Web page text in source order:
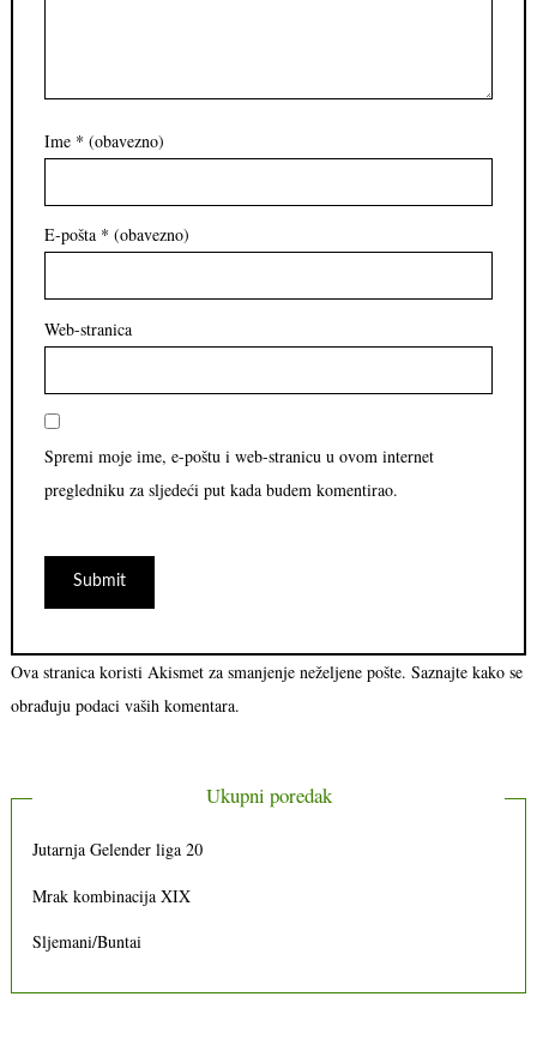
Ime * (obavezno)
E-pošta * (obavezno)
Web-stranica
Spremi moje ime, e-poštu i web-stranicu u ovom internet
pregledniku za sljedeći put kada budem komentirao.
Ova stranica koristi Akismet za smanjenje neželjene pošte. Saznajte kako se
obrađuju podaci vaših komentara.
Ukupni poredak
Jutarnja Gelender liga 20
Mrak kombinacija XIX
Sljemani/Buntai